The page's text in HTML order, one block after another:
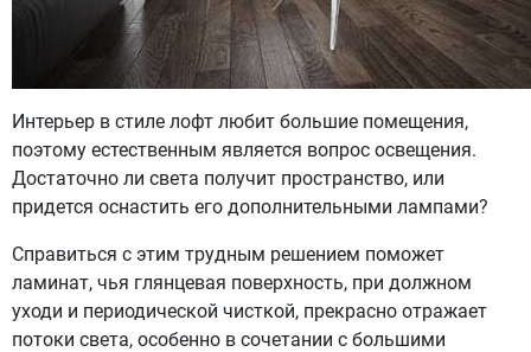
Интерьер в стиле лофт любит большие помещения,
поэтому естественным является вопрос освещения.
Достаточно ли света получит пространство, или
придется оснастить его дополнительными лампами?
Справиться с этим трудным решением поможет
ламинат, чья глянцевая поверхность, при должном
уходи и периодической чисткой, прекрасно отражает
потоки света, особенно в сочетании с большими